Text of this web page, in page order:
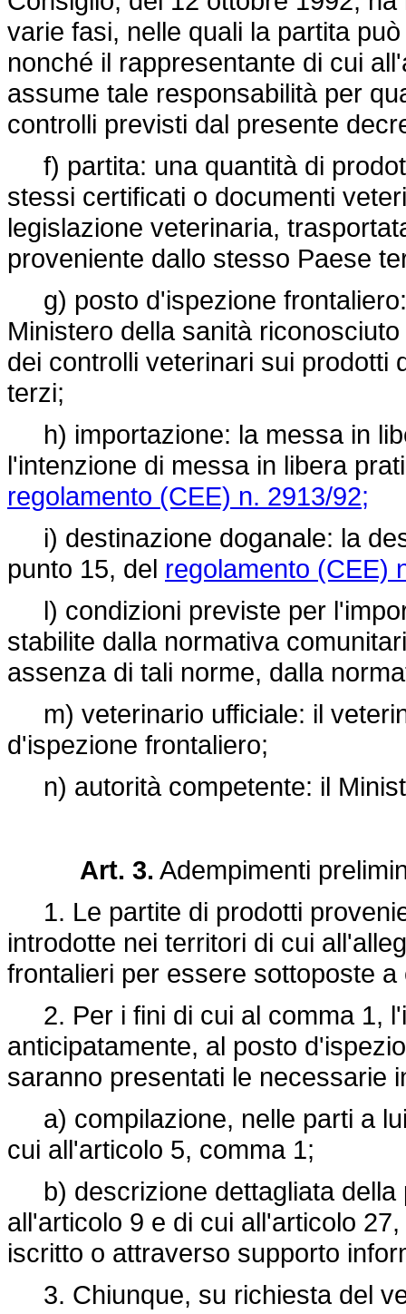
varie fasi, nelle quali la partita
nonché il rappresentante di cui
assume tale responsabilità per
controlli previsti dal presente
f) partita: una quantità di
stessi certificati o documenti
legislazione veterinaria,
proveniente dallo stesso Paese
g) posto d'ispezione
Ministero della sanità
dei controlli veterinari sui prodotti
terzi;
h) importazione: la messa in
l'intenzione di messa in libera
regolamento (CEE) n. 2913/92;
i) destinazione doganale: la
punto 15, del regolamento (CEE)
l) condizioni previste per
stabilite dalla normativa
assenza di tali norme, dalla
m) veterinario ufficiale: il
d'ispezione frontaliero;
n) autorità competente: il
Art. 3. Adempimenti
1. Le partite di prodotti
introdotte nei territori di cui
frontalieri per essere sottoposte
2. Per i fini di cui al comma 1,
anticipatamente, al posto
saranno presentati le necessarie
a) compilazione, nelle parti a
cui all'articolo 5, comma 1;
b) descrizione dettagliata della
all'articolo 9 e di cui all'articolo
iscritto o attraverso supporto
3. Chiunque, su richiesta del